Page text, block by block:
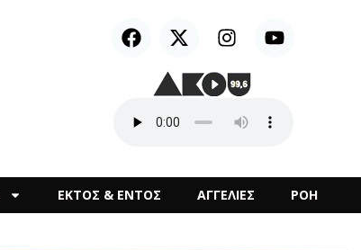
ΕΚΤΟΣ & ΕΝΤΟΣ ΑΓΓΕΛΙΕΣ ΡΟΗ